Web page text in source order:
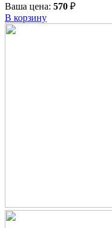
Ваша цена: 570 ₽
В корзину